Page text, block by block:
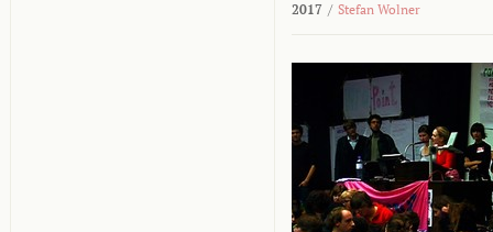
2017 / Stefan Wolner